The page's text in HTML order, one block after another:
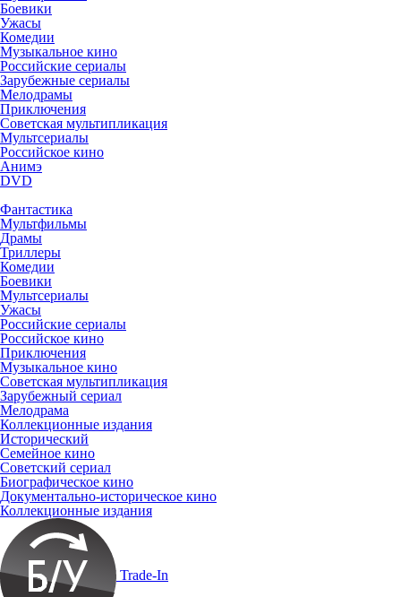
Боевики
Ужасы
Комедии
Музыкальное кино
Российские сериалы
Зарубежные сериалы
Мелодрамы
Приключения
Советская мультипликация
Мультсериалы
Российское кино
Анимэ
DVD
Фантастика
Мультфильмы
Драмы
Триллеры
Комедии
Боевики
Мультсериалы
Ужасы
Российские сериалы
Российское кино
Приключения
Музыкальное кино
Советская мультипликация
Зарубежный сериал
Мелодрама
Коллекционные издания
Исторический
Семейное кино
Советский сериал
Биографическое кино
Документально-историческое кино
Коллекционные издания
Trade-In